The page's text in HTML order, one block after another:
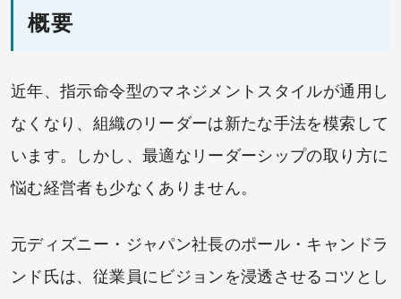
概要
近年、指示命令型のマネジメントスタイルが通用し
なくなり、組織のリーダーは新たな手法を模索して
います。しかし、最適なリーダーシップの取り方に
悩む経営者も少なくありません。
元ディズニー・ジャパン社長のポール・キャンドラ
ンド氏は、従業員にビジョンを浸透させるコツとし